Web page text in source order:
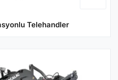
Telehandler